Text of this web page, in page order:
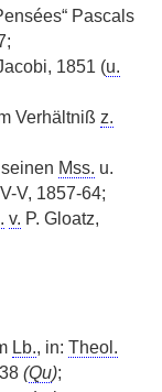
Pascals
1851 (u.
Verhältniß z.
Mss. u.
V, 1857-64;
v. P. Gloatz,
Lb., in: Theol.
(Qu);